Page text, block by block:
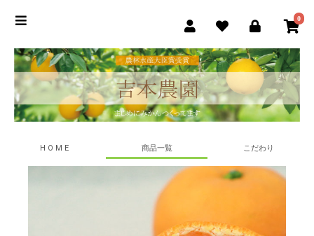
0
H O M E 商品一覧 こだわり